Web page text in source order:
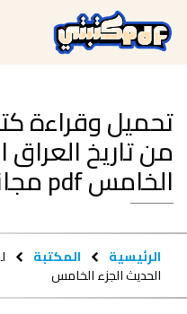
تحميل وقراءة
من تاريخ العراق
الخامس pdf مجاناً
الرئيسية المكتبة
الحديث الجزء الخامس